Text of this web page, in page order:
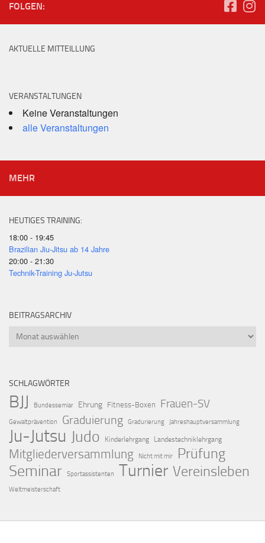
FOLGEN:
AKTUELLE MITTEILLUNG
VERANSTALTUNGEN
Keine Veranstaltungen
alle Veranstaltungen
MEHR
HEUTIGES TRAINING:
18:00 - 19:45
Brazilian Jiu-Jitsu ab 14 Jahre
20:00 - 21:30
Technik-Training Ju-Jutsu
BEITRAGSARCHIV
Beitragsarchiv
SCHLAGWÖRTER
BJJ Bundessemiar Ehrung Fitness-Boxen Frauen-SV
Gewaltprävention Graduierung Gradurierung Jahreshauptversammlung
Ju-Jutsu Judo Kinderlehrgang Landestechniklehrgang
Mitgliederversammlung Nicht mit mir Prüfung
Seminar Sportassistenten Turnier Vereinsleben
Weltmeisterschaft